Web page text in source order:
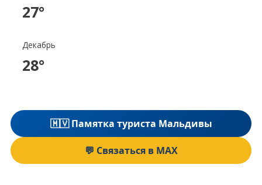
27°
Декабрь
28°
🇲🇻 Памятка туриста Мальдивы
💬 Связаться в MAX